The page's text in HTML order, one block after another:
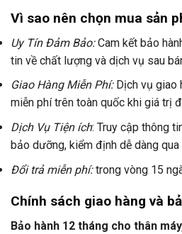
Vì sao nên chọn mua sản
Uy Tín Đảm Bảo:Cam kết bảo
tin về chất lượng và dịch vụ sau
Giao Hàng Miễn Phí: Dịch vụ giao
miễn phí trên toàn quốc khi giá trị
Dịch Vụ Tiện ích: Truy cập thông
bảo dưỡng, kiểm định dễ dàng
Đổi trả miễn phí:trong vòng 15
Chính sách giao hàng và
Bảo hành 12 tháng cho thân